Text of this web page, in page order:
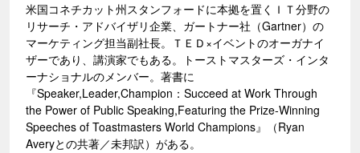
米国コネチカット州スタンフォードに本拠を置くＩＴ分野の
リサーチ・アドバイザリ企業、ガートナー社（Gartner）の
マーケティング担当副社長。ＴＥＤ×イベントのオーガナイ
ザーであり、講演家でもある。トーストマスターズ・インタ
ーナショナルのメンバー。著書に
『Speaker,Leader,Champion：Succeed at Work Through
the Power of Public Speaking,Featuring the Prize-Winning
Speeches of Toastmasters World Champions』（Ryan
Averyとの共著／未邦訳）がある。